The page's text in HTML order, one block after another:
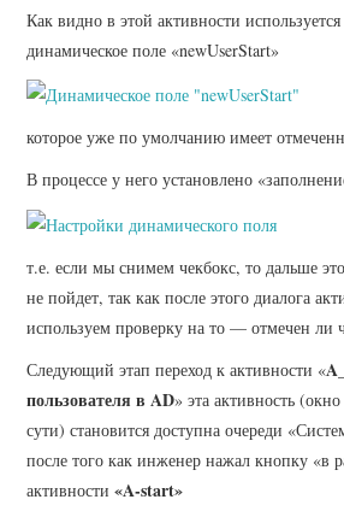
Как видно в этой активности
динамическое поле «newUserStart»
которое уже по умолчанию имеет
В процессе у него установлено
т.е. если мы снимем чекбокс, то дальше
не пойдет, так как после этого диалога
используем проверку на то — отмечен ли
Следующий этап переход к активности «
пользователя в AD» эта активность
сути) становится доступна очереди
после того как инженер нажал кнопку «в
активности«A-start»